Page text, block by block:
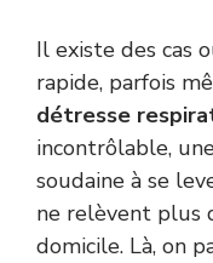
Il existe des cas
rapide, parfois
détresse
incontrôlable,
soudaine à se
ne relèvent plus
domicile. Là, on